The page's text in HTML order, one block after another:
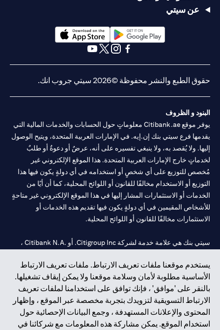
يستخدم موقعنا ملفات تعريف الارتباط. ملفات تعريف الارتباط
الأساسية مطلوبة لأمان وسلامة موقعنا ولا يمكن إيقاف تشغيلها.
بالنقر على 'موافق' ، فإنك توافق على استخدامنا لملفات تعريف
الارتباط التسويقية لتزويدك بتجربة مخصصة عبر الموقع ، وإظهار
المحتوى والإعلانات المستهدفة ، وجمع البيانات الإحصائية حول
استخدام الموقع. يمكن مشاركة هذه المعلومات مع شركائنا في
عن سيتي
(opens in a new tab)
حقوق الطبع والنشر محفوظة ©2026 سيتي جروب انك.
البنود و الظروف
يوفر موقع Citibank.ae معلوماتٍ حول الحسابات والخدمات المالية التي
يقدمها فرع سيتي بنك إن.إيه. في الإمارات العربية المتحدة، ويتيح الوصول
إليها. ولا يُقصد به، ولا ينبغي تفسيره على أنه، عرضٌ أو دعوةٌ أو طلبٌ
لخدماتٍ خارج الإمارات العربية المتحدة. هذا الموقع الإلكتروني غير
مُخصص للتوزيع على أي شخصٍ أو استخدامه في أي دولةٍ يكون فيها هذا
التوزيع أو الاستخدام مخالفًا للقانون أو اللوائح المحلية، كما أن أيًا من
الخدمات أو الاستثمارات المشار إليها في هذا الموقع الإلكتروني غير متاحةٍ
للأشخاص المقيمين في أي دولةٍ يكون فيها تقديم هذه الخدمات أو
الاستثمارات مخالفًا للقانون أو اللوائح المحلية.
سيتي بنك هي علامة خدمة لشركة Citigroup Inc. أو .Citibank N.A ،
سيتي بنك إن. إيه. الإمارات مسجل لدى مصرف الإمارات المركزي تحت
أرقام التراخيص 202563 لفرع الوصل في دبي، 531989 لفرع مول
الإمارات في دبي، وCN-1002019لفرع أبوظبي. هاتف: 4000 311 04.
فرع سيتي بنك إن إيه - الإمارات العربية المتحدة مرخص من مصرف
الإمارات العربية المتحدة المركزي كفرع لبنك أجنبي.